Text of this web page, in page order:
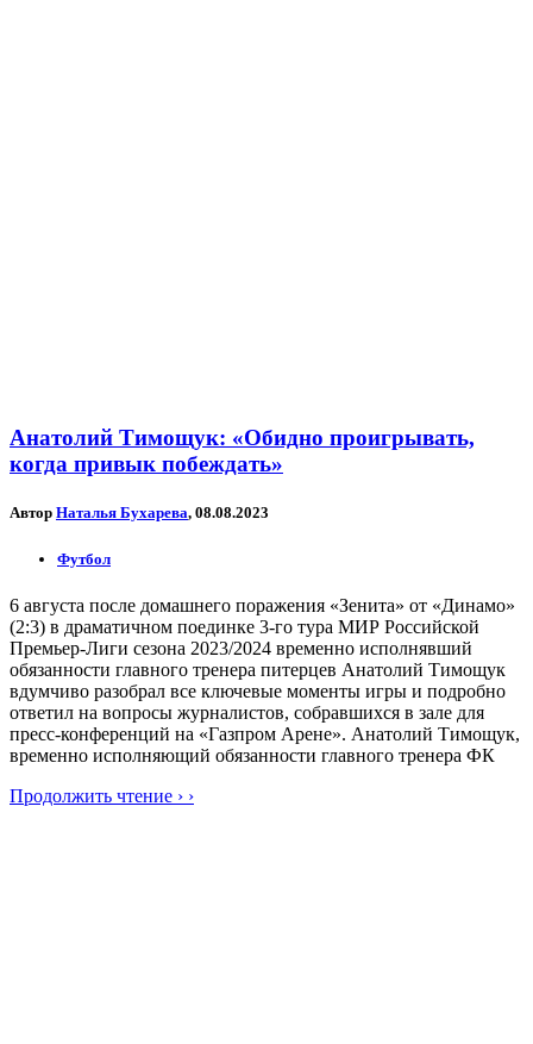
Анатолий Тимощук: «Обидно проигрывать,
когда привык побеждать»
Автор Наталья Бухарева, 08.08.2023
Футбол
6 августа после домашнего поражения «Зенита» от «Динамо»
(2:3) в драматичном поединке 3-го тура МИР Российской
Премьер-Лиги сезона 2023/2024 временно исполнявший
обязанности главного тренера питерцев Анатолий Тимощук
вдумчиво разобрал все ключевые моменты игры и подробно
ответил на вопросы журналистов, собравшихся в зале для
пресс-конференций на «Газпром Арене». Анатолий Тимощук,
временно исполняющий обязанности главного тренера ФК
Продолжить чтение › ›